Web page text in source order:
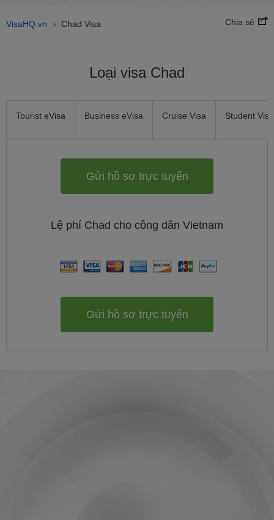
VisaHQ.vn › Chad Visa Chia sẻ
Loại visa Chad
Tourist eVisa Business eVisa Cruise Visa Student Visa
Gửi hồ sơ trực tuyến
Lệ phí Chad cho công dân Vietnam
Gửi hồ sơ trực tuyến